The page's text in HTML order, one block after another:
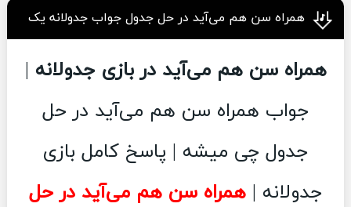
همراه سن هم می‌آید در حل جدول جواب جدولانه یک
همراه سن هم می‌آید در بازی جدولانه |
جواب همراه سن هم می‌آید در حل
جدول چی میشه | پاسخ کامل بازی
جدولانه |همراه سن هم می‌آید در حل